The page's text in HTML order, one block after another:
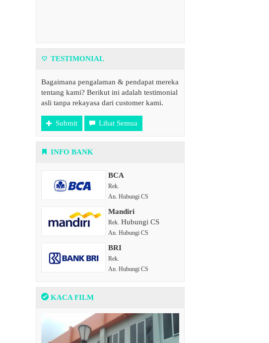
TESTIMONIAL
Bagaimana pengalaman & pendapat mereka
tentang kami? Berikut ini adalah testimonial
asli tanpa rekayasa dari customer kami.
Submit Lihat Semua
INFO BANK
BCA
Rek.
An. Hubungi CS
Mandiri
Rek. Hubungi CS
An. Hubungi CS
BRI
Rek.
An. Hubungi CS
KACA FILM